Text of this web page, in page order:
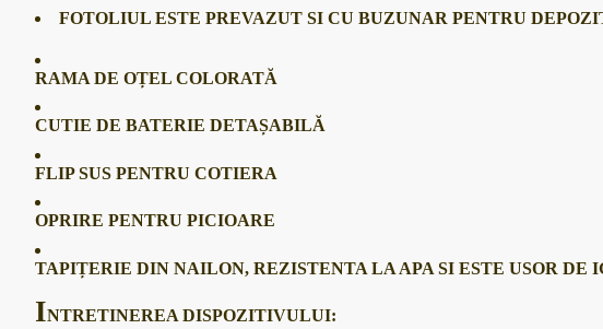
FOTOLIUL ESTE PREVAZUT SI CU BUZUNAR PENTRU
RAMA DE OȚEL COLORATĂ
CUTIE DE BATERIE DETAȘABILĂ
FLIP SUS PENTRU COTIERA
OPRIRE PENTRU PICIOARE
TAPIȚERIE DIN NAILON, REZISTENTA LA APA SI ESTE USOR DE
INTRETINEREA DISPOZITIVULUI: